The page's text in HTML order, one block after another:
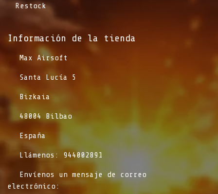
Restock
Información de la tienda​
​Max Airsoft
​Santa Lucía 5
​Bizkaia
​48004 Bilbao
​España
​Llámenos: 944002891
​Envíenos un mensaje de correo
electrónico: